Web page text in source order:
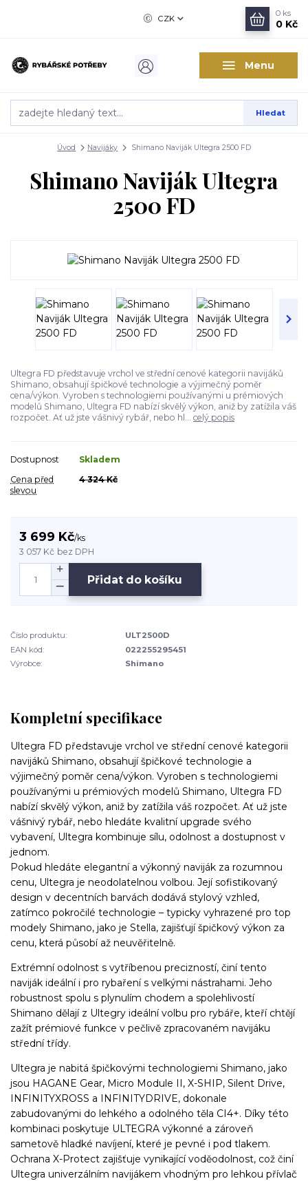
Menu
CZK
Hledat
0 ks
0 Kč
Úvod Navijáky Shimano Naviják Ultegra 2500 FD
Shimano Naviják Ultegra
2500 FD
Ultegra FD představuje vrchol ve střední cenové kategorii navijáků
Shimano, obsahují špičkové technologie a výjimečný poměr
cena/výkon. Vyroben s technologiemi používanými u prémiových
modelů Shimano, Ultegra FD nabízí skvělý výkon, aniž by zatížila váš
rozpočet. Ať už jste vášnivý rybář, nebo hl... celý popis
Dostupnost
Skladem
Cena před
slevou
4 324 Kč
3 699 Kč/ks
3 057 Kč bez DPH
Přidat do košíku
Číslo produktu:
ULT2500D
EAN kód:
022255295451
Výrobce:
Shimano
Kompletní specifikace
Ultegra FD představuje vrchol ve střední cenové kategorii
navijáků Shimano, obsahují špičkové technologie a
výjimečný poměr cena/výkon. Vyroben s technologiemi
používanými u prémiových modelů Shimano, Ultegra FD
nabízí skvělý výkon, aniž by zatížila váš rozpočet. Ať už jste
vášnivý rybář, nebo hledáte kvalitní upgrade svého
vybavení, Ultegra kombinuje sílu, odolnost a dostupnost v
jednom.
Pokud hledáte elegantní a výkonný naviják za rozumnou
cenu, Ultegra je neodolatelnou volbou. Její sofistikovaný
design v decentních barvách dodává stylový vzhled,
zatímco pokročilé technologie – typicky vyhrazené pro top
modely Shimano, jako je Stella, zajišťují špičkový výkon za
cenu, která působí až neuvěřitelně.
Extrémní odolnost s vytříbenou precizností, činí tento
naviják ideální i pro rybaření s velkými nástrahami. Jeho
robustnost spolu s plynulím chodem a spolehlivostí
Shimano dělají z Ultegry ideální volbu pro rybáře, kteří chtějí
zažít prémiové funkce v pečlivě zpracovaném navijáku
střední třídy.
Ultegra je nabitá špičkovými technologiemi Shimano, jako
jsou HAGANE Gear, Micro Module II, X-SHIP, Silent Drive,
INFINITYXROSS a INFINITYDRIVE, dokonale
zabudovanými do lehkého a odolného těla CI4+. Díky této
kombinaci poskytuje ULTEGRA výkonné a zároveň
sametově hladké navíjení, které je pevné i pod tlakem.
Ochrana X-Protect zajišťuje vynikající voděodolnost, což činí
Ultegra univerzálním navijákem vhodným pro lehkou přívlač